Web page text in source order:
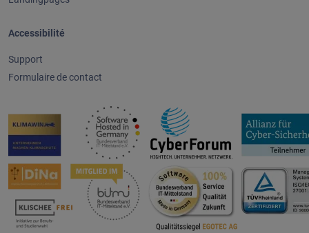
Accessibilité
Support
Formulaire de contact